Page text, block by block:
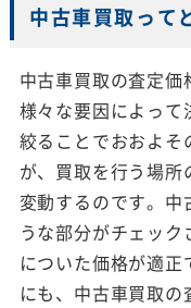
中古車買取って
中古車買取の査定
様々な要因によって
絞ることでおおよそ
が、買取を行う場
変動するのです。
うな部分がチェッ
についた価格が適
にも、中古車買取